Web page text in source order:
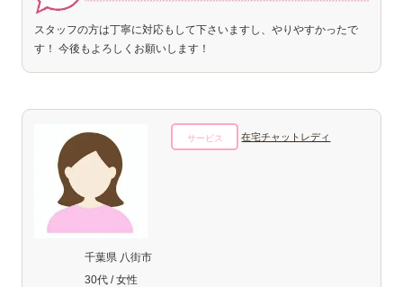
スタッフの方は丁寧に対応もして下さいますし、やりやすかったで
す！ 今後もよろしくお願いします！
千葉県 八街市
30代 / 女性
サービス 在宅チャットレディ